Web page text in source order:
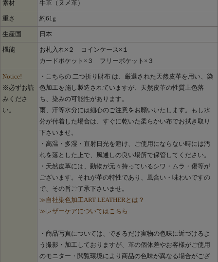
素材 牛革（ヌメ革）
重さ 約61g
生産国 日本
機能
お札入れ×２ コインケース×１
カードポケット×３ フリーポケット×３
Notice!
※必ずお読
みくださ
い。
・こちらの 二つ折り財布 は、厳選された天然皮革を用い、染
色加工を施し製造されていますが、天然皮革の性質上色落
ち、染みの可能性があります。
雨、汗等水分には細心のご注意をお願いいたします。もし水
分が付着した場合は、すぐに乾いた柔らかい布でお拭き取り
下さいませ。
・高温・多湿・直射日光を避け、ご使用にならない時には汚
れを落とした上で、風通しの良い場所で保管してください。
・天然皮革には、動物が元々持っているシワ・ムラ・傷等が
ございます。それが革の特性であり、風合い・味わいですの
で、その旨ご了承下さいませ。
≫自社染色加工ART LEATHERとは？
≫レザーケアについてはこちら
・商品写真については、できるだけ実物の色味に近づけるよ
う撮影・加工しておりますが、革の個体差やお客様がご使用
のモニター・閲覧環境により商品の色味が異なる場合がござ